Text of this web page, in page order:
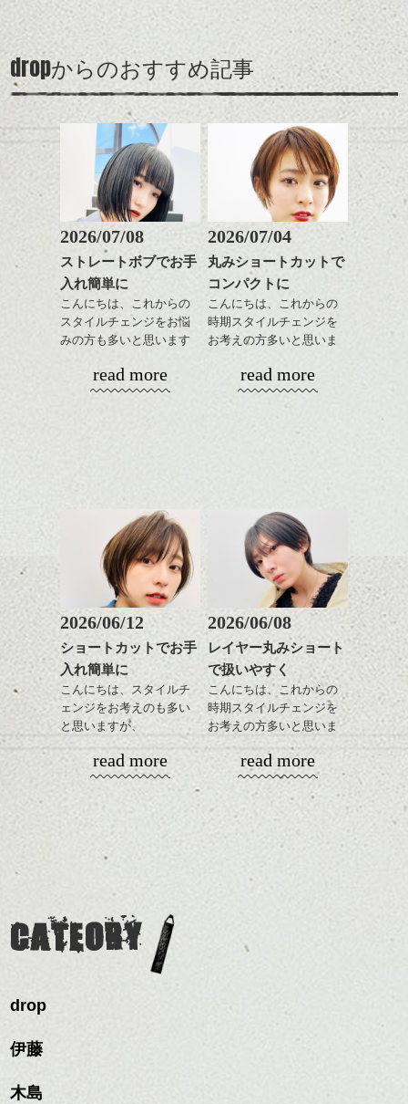
お店に戻ってきて撮らせてもらいまし
外人風ですね。実は地毛のクセを生かした
スタイルなんです。
クセ毛で悩んでる方は是非dropスタッフにご
相談を。
そんなこんなで、充実した一日でした★
ご予約はこちら
から簡単にして
頂けます。
ながら楽しむ事ができる
のも
とても良いところです。
ダークトーンの色味でク
ールに演出するのもおす
すめですよ。
ナチュラルなトーンの色
で柔らかさをプラスする
のも良いですね。
またクセ毛の方は質感調
整のストレートパーマで
髪質改善すると
更に扱いやすくなるので
おすすめです。
いつものスタイリングが
ドライした後オイルやワ
ックスをなじませるだけ
に。
これからのスタイルチェ
ンジの事、髪質に合った
スタイリング方法は全体
をドライした後、
ワックスとオイルを混ぜ
ながらもみこみ、なじま
せます。
質感をかるくととのえな
がら耳かけアレンジする
のも良い感じです。
これからのスタイルチェ
ンジ、似合うカラーリン
グの事やお手入れ方法な
ど
是非なんでもご相談して
下さいね。
シバタ
ハンサムショート／ヘッド
スパ／伸びても目立たない
ヘアカラー/ハイライト/ダブ
ルカラー/髪質改善/TOKIOト
リートメント/ブリーチ/イン
ナーカラー/イルミナカラー/
バックを短めにカットし
全体のボリューム感がコ
ンパクトになるようにす
るのが良い感じです。
ベージュ系等の肌を綺麗
に見せる効果のあるカラ
ーリングをプラスして透
明感を表現すると
って毎日のお手入れも簡
ム等の質感を調整しやす
いものを全体になじませ
整えるだけですよ。
これからのスタイルチェ
ンジの事等
是非なんでもご相談して
下さい。
お待ちしております
そんなショートカット。
軽めの前髪で透け感を演
出できるので、
この時期とてもおすすめ
ですよ。
ナチュラルなベージュカ
ラーで全体にツヤと透明
感をプラスして
質感も綺麗に見せやす
スタイリング方法は全体
をドライした後、
ワックスとオイルを混ぜ
ながらもみこみ、なじま
せます。
質感をかるくととのえな
のも良い感じです。
ンジ、似合うカラーリン
dropからのおすすめ記事
2026/07/08
ストレートボブでお手
入れ簡単に
こんにちは、これからの
スタイルチェンジをお悩
みの方も多いと思います
やっぱりボブでお手入れ
しやすいスタイルだと毎
も出しやすくていろいろ
おすすめですね。
前髪もやや重めにカット
してラインを強調するの
もこれからは良い感じで
す、
目元が引き締まった印象
に。
わせで質感に変化をつけ
のも
とても良いところです。
ダークトーンの色味でク
read more
2026/07/04
丸みショートカットで
コンパクトに
こんにちは、これからの
時期スタイルチェンジを
お考えの方多いと思いま
コンパクトなフォルムが
せてくれる効果もあり、
そんなショートカット。
軽めの前髪で透け感を演
出できるので、
この時期とてもおすすめ
ですよ。
ナチュラルなベージュカ
感をプラスして
スタイリング方法は全体
質感をかるくととのえな
read more
2026/06/12
ショートカットでお手
入れ簡単に
こんにちは、スタイルチ
ェンジをお考えのも多い
と思いますが、
丸みショートでタイトに
演出したスタイルもこれ
からの季節とてもおすす
めですね。
前髪を軽めに調整し、フ
ェイスラインのデザイン
全体のボリューム感がコ
ンパクトになるようにす
るのが良い感じです。
read more
2026/06/08
レイヤー丸みショート
で扱いやすく
こんにちは、これからの
時期スタイルチェンジを
お考えの方多いと思いま
す。
コンパクトなフォルムが
全体のバランスを良く見
せてくれる効果もあり、
いろんなシーンに雰囲気
をだしやすくスタイリン
軽めの前髪で透け感を演
ナチュラルなベージュカ
read more
CATEORY
drop
伊藤
木島